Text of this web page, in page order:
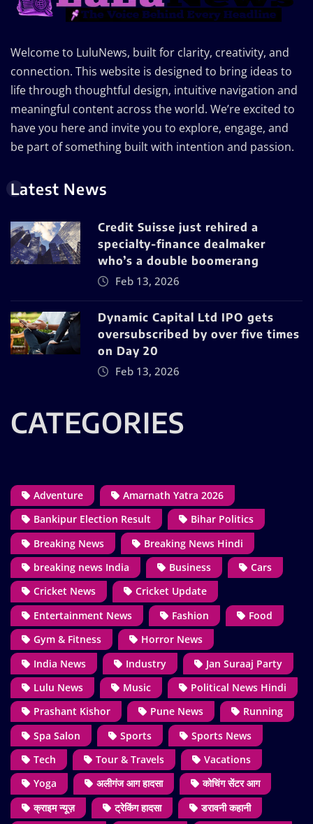
Welcome to LuluNews, built for clarity, creativity, and
connection. This website is designed to bring ideas to
life through thoughtful design, intuitive navigation and
meaningful content across the world. We’re excited to
have you here and invite you to explore, engage, and
be part of something built with intention and passion.
Latest News
Credit Suisse just rehired a
specialty-finance dealmaker
who’s a double boomerang
Feb 13, 2026
Dynamic Capital Ltd IPO gets
oversubscribed by over five times
on Day 20
Feb 13, 2026
CATEGORIES
Adventure
Amarnath Yatra 2026
Bankipur Election Result
Bihar Politics
Breaking News
Breaking News Hindi
breaking news India
Business
Cars
Cricket News
Cricket Update
Entertainment News
Fashion
Food
Gym & Fitness
Horror News
India News
Industry
Jan Suraaj Party
Lulu News
Music
Political News Hindi
Prashant Kishor
Pune News
Running
Spa Salon
Sports
Sports News
Tech
Tour & Travels
Vacations
Yoga
अलीगंज आग हादसा
कोचिंग सेंटर आग
क्राइम न्यूज़
ट्रेकिंग हादसा
डरावनी कहानी